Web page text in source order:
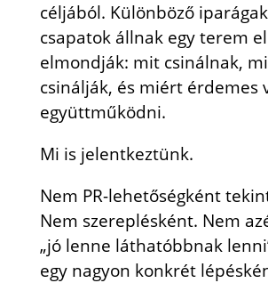
céljából. Különböző
csapatok állnak egy terem
elmondják: mit csinálnak,
csinálják, és miért érdemes
együttműködni.
Mi is jelentkeztünk.
Nem PR-lehetőségként
Nem szereplésként. Nem
„jó lenne láthatóbbnak
egy nagyon konkrét